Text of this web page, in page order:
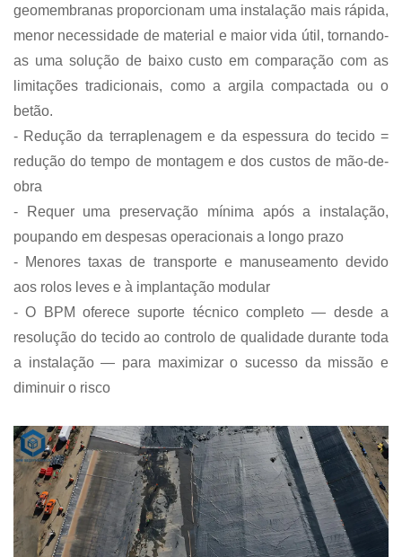
geomembranas proporcionam uma instalação mais rápida,
menor necessidade de material e maior vida útil, tornando-
as uma solução de baixo custo em comparação com as
limitações tradicionais, como a argila compactada ou o
betão.
- Redução da terraplenagem e da espessura do tecido =
redução do tempo de montagem e dos custos de mão-de-
obra
- Requer uma preservação mínima após a instalação,
poupando em despesas operacionais a longo prazo
- Menores taxas de transporte e manuseamento devido
aos rolos leves e à implantação modular
- O BPM oferece suporte técnico completo — desde a
resolução do tecido ao controlo de qualidade durante toda
a instalação — para maximizar o sucesso da missão e
diminuir o risco